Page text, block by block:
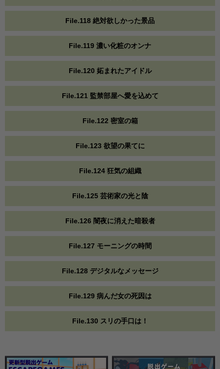
File.118 絶対欲しかった景品
File.119 濃い化粧のオンナ
File.120 妬まれたアイドル
File.121 監禁部屋へ愛を込めて
File.122 密室の箱
File.123 欲望の果てに
File.124 狂気の組織
File.125 芸術家の光と陰
File.126 闇夜に消えた暗殺者
File.127 モーニングの時間
File.128 デジタルなメッセージ
File.129 病んだ女の死因は
File.130 スリの手口は！